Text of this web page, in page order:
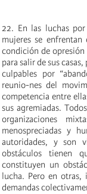
22. En las luchas
mujeres se
condición de opresión
para salir de sus
culpables por
reunio-nes del
competencia entre
sus agremiadas.
organizaciones
menospreciadas y
autoridades, y son
obstáculos tienen
constituyen un
lucha. Pero en otras,
demandas